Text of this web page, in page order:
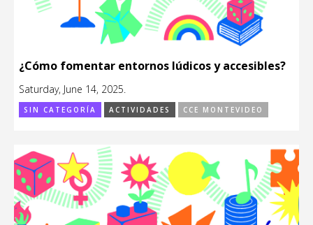
¿Cómo fomentar entornos lúdicos y accesibles?
Saturday, June 14, 2025.
SIN CATEGORÍA ACTIVIDADES CCE MONTEVIDEO